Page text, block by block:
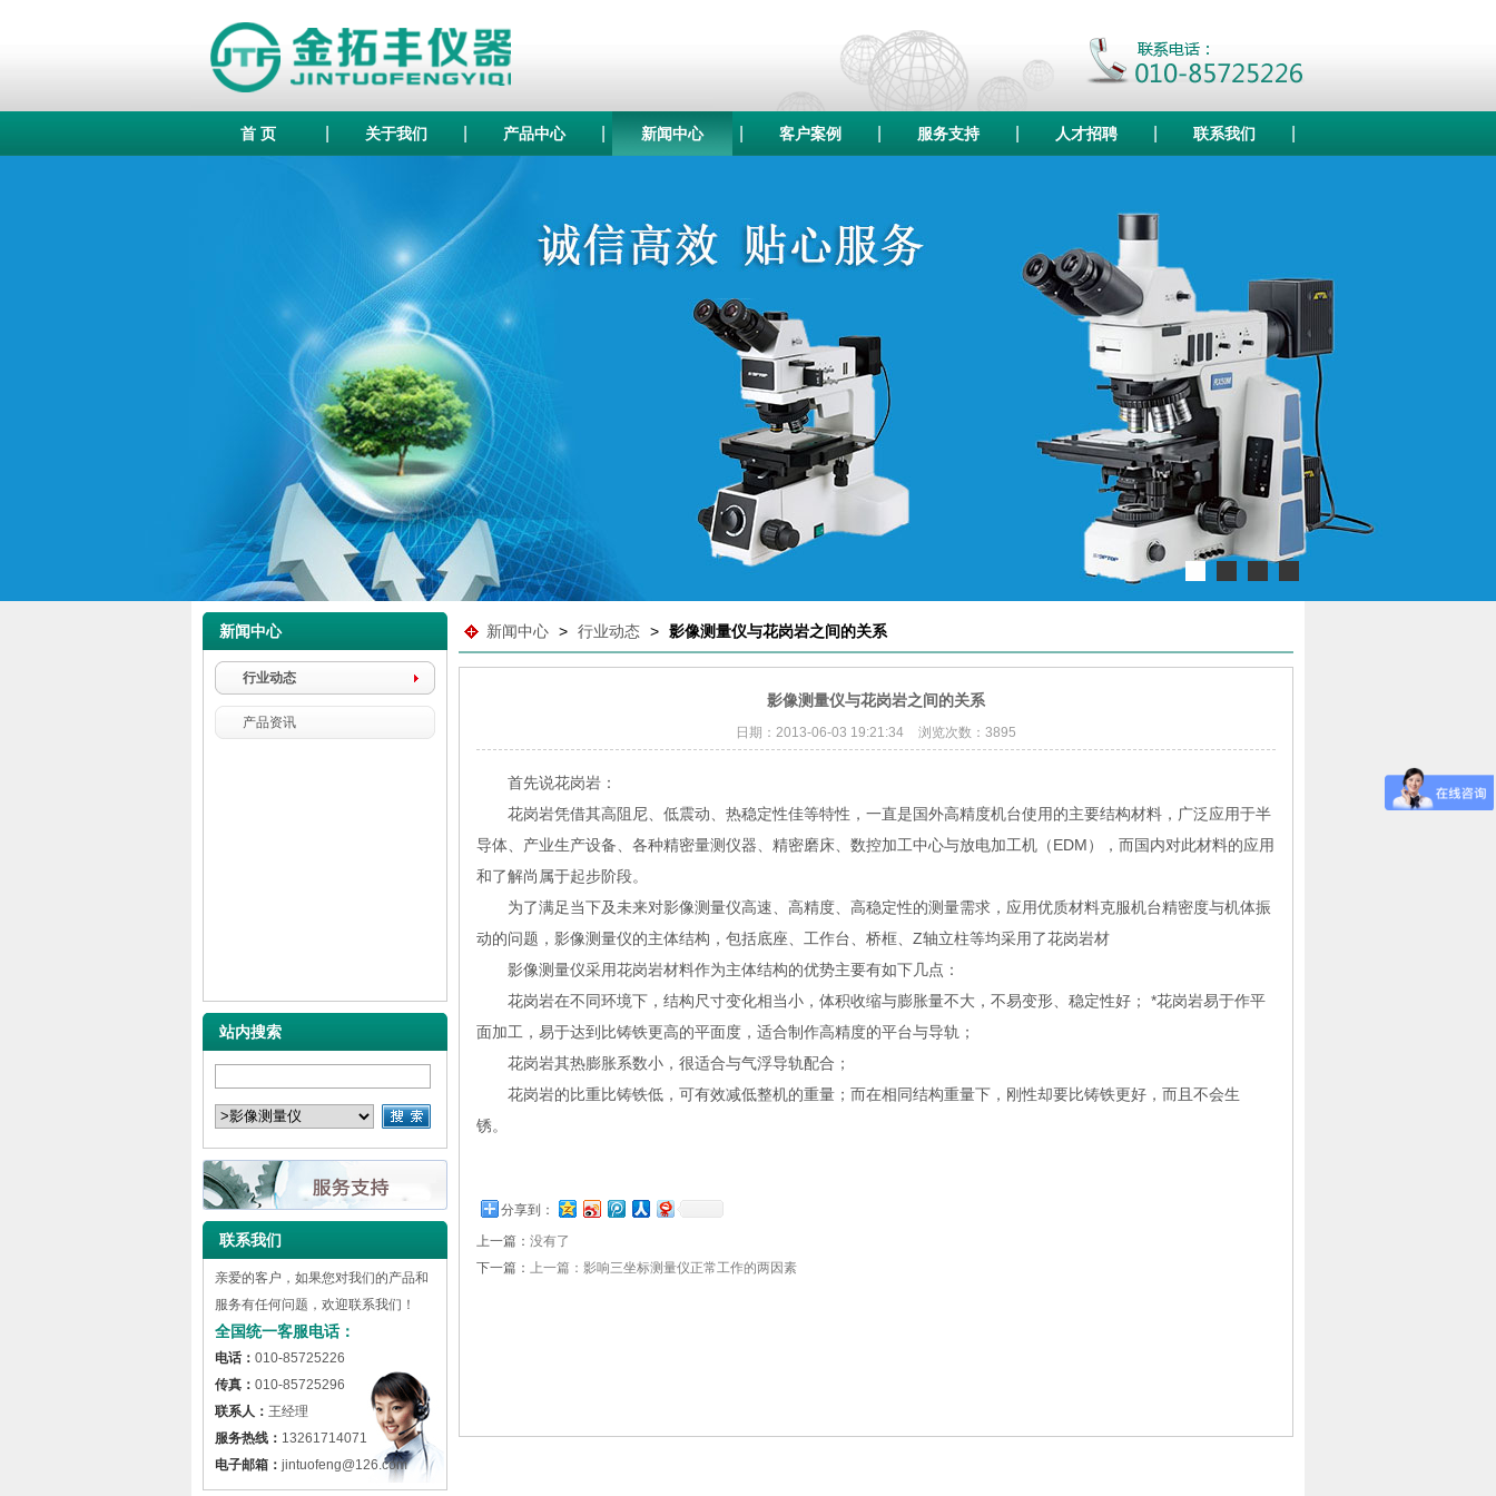
首 页 关于我们 产品中心 新闻中心 客户案例 服务支持 人才招聘 联系我们
新闻中心
行业动态
产品资讯
站内搜索
联系我们
亲爱的客户，如果您对我们的产品和
服务有任何问题，欢迎联系我们！
全国统一客服电话：
电话： 010-85725226
传真： 010-85725296
联系人： 王经理
服务热线： 13261714071
电子邮箱： jintuofeng@126.com
新闻中心 > 行业动态 > 影像测量仪与花岗岩之间的关系
影像测量仪与花岗岩之间的关系
日期：2013-06-03 19:21:34 浏览次数：3895
首先说花岗岩：
花岗岩凭借其高阻尼、低震动、热稳定性佳等特性，一直是国外高精度机台使用的主要结构材料，广泛应用于半
导体、产业生产设备、各种精密量测仪器、精密磨床、数控加工中心与放电加工机（EDM），而国内对此材料的应用
和了解尚属于起步阶段。
为了满足当下及未来对影像测量仪高速、高精度、高稳定性的测量需求，应用优质材料克服机台精密度与机体振
动的问题，影像测量仪的主体结构，包括底座、工作台、桥框、Z轴立柱等均采用了花岗岩材
影像测量仪采用花岗岩材料作为主体结构的优势主要有如下几点：
花岗岩在不同环境下，结构尺寸变化相当小，体积收缩与膨胀量不大，不易变形、稳定性好； *花岗岩易于作平
面加工，易于达到比铸铁更高的平面度，适合制作高精度的平台与导轨；
花岗岩其热膨胀系数小，很适合与气浮导轨配合；
花岗岩的比重比铸铁低，可有效减低整机的重量；而在相同结构重量下，刚性却要比铸铁更好，而且不会生
锈。
分享到：
上一篇： 没有了
下一篇： 上一篇：影响三坐标测量仪正常工作的两因素